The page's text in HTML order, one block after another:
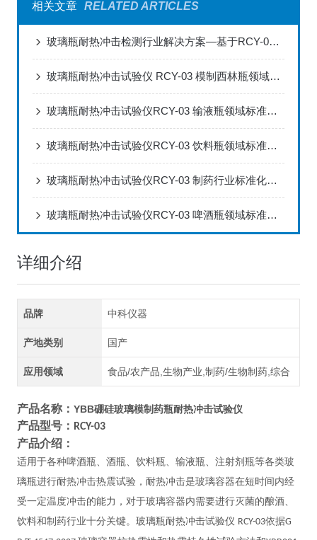
相关文章 RELATED ARTICLES
玻璃瓶耐热冲击检测行业解决方案—基于RCY-03试验仪的全场景应用实践
玻璃瓶耐热冲击试验仪 RCY-03 模制西林瓶领域标准化检测解决方案
玻璃瓶耐热冲击试验仪RCY-03 输液瓶领域标准化检测解决方案
玻璃瓶耐热冲击试验仪RCY-03 饮料瓶领域标准化检测解决方案
玻璃瓶耐热冲击试验仪RCY-03 制药行业标准化检测解决方案
玻璃瓶耐热冲击试验仪RCY-03 啤酒瓶领域标准化检测解决方案
详细介绍
品牌 中科仪器
产地类别 国产
应用领域 食品/农产品,生物产业,制药/生物制药,综合
产品名称： YBB硼硅玻璃模制药瓶耐热冲击试验仪
产品型号： RCY-03
产品介绍：
适用于各种啤酒瓶、酒瓶、饮料瓶、输液瓶、注射剂瓶等各类玻
璃瓶进行耐热冲击热震试验，耐热冲击是玻璃容器在短时间内经
受一定温度冲击的能力，对于玻璃容器内需要进行灭菌的酿酒、
饮料和制药行业十分关键。玻璃瓶耐热冲击试验仪 RCY-03依据G